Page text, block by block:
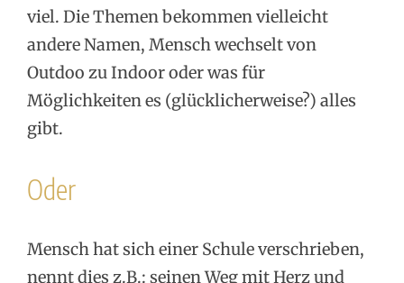
viel. Die Themen bekommen vielleicht
andere Namen, Mensch wechselt von
Outdoo zu Indoor oder was für
Möglichkeiten es (glücklicherweise?) alles
gibt.
Oder
Mensch hat sich einer Schule verschrieben,
nennt dies z.B.: seinen Weg mit Herz und